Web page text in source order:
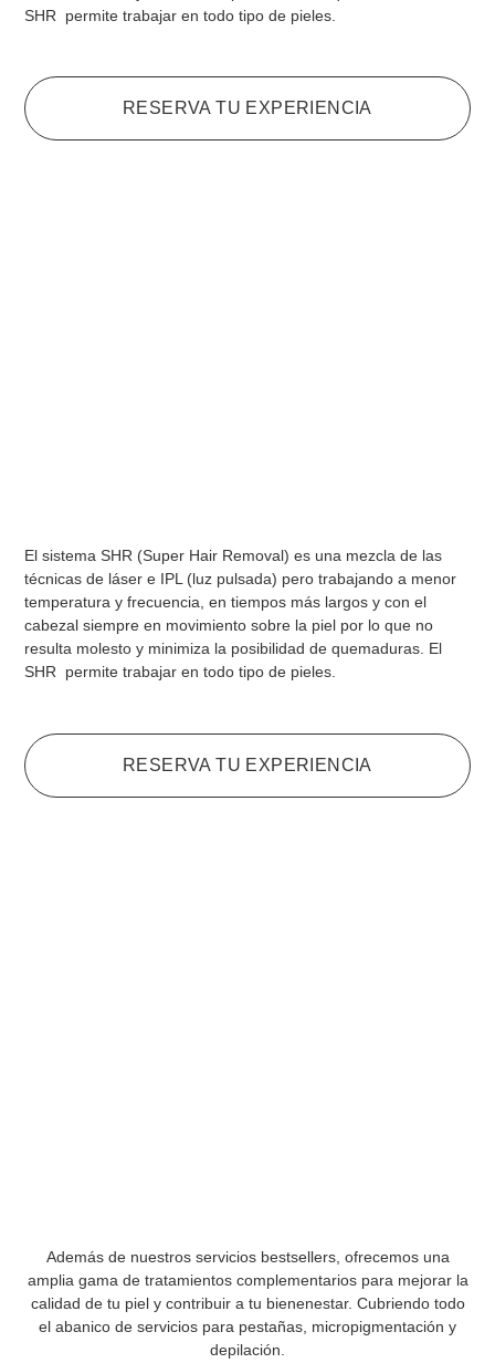
SHR permite trabajar en todo tipo de pieles.
RESERVA TU EXPERIENCIA
El sistema SHR (Super Hair Removal) es una mezcla de las
técnicas de láser e IPL (luz pulsada) pero trabajando a menor
temperatura y frecuencia, en tiempos más largos y con el
cabezal siempre en movimiento sobre la piel por lo que no
resulta molesto y minimiza la posibilidad de quemaduras. El
SHR permite trabajar en todo tipo de pieles.
RESERVA TU EXPERIENCIA
Además de nuestros servicios bestsellers, ofrecemos una
amplia gama de tratamientos complementarios para mejorar la
calidad de tu piel y contribuir a tu bienenestar. Cubriendo todo
el abanico de servicios para pestañas, micropigmentación y
depilación.